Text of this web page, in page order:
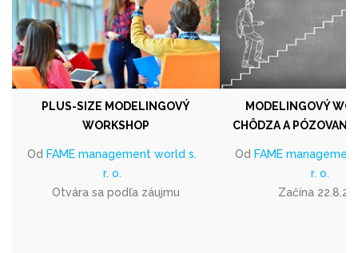
PLUS-SIZE MODELINGOVÝ
WORKSHOP
Od FAME management world s.
r. o.
Otvára sa podľa záujmu
MODELINGOVÝ
CHÔDZA A
Od FAME
r. o.
Začína